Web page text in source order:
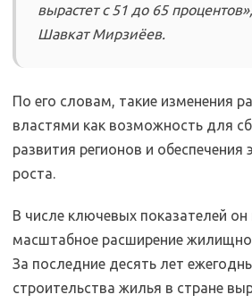
вырастет с 51 до 65
Шавкат Мирзиёев.
По его словам, такие изменения
властями как возможность для
развития регионов и обеспечения
роста.
В числе ключевых показателей он
масштабное расширение
За последние десять лет
строительства жилья в стране